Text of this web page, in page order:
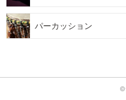
パーカッション
©